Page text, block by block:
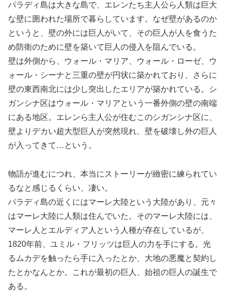
パラディ島は大きな島で、エレンたち主人公ら人類は巨大
な壁に囲われた場所で暮らしています。なぜ壁があるのか
というと、壁の外には巨人がいて、その巨人が人を食うた
め防衛のために壁を築いて巨人の侵入を阻んでいる。
壁は外側から、ウォール・マリア、ウォール・ローゼ、ウ
ォール・シーナと三重の壁が円状に築かれており、さらに
壁の東西南北には少し突出したエリアが築かれている。シ
ガンシナ区はウォール・マリアという一番外側の壁の南端
にある地区。エレンら主人公が住むこのシガンシナ区に、
壁よりデカい超大型巨人が突然現れ、壁を破壊し外の巨人
が入ってきて…という。
物語が進むにつれ、本当にストーリーが緻密に練られてい
るなと感じるくらい、凄い。
パラディ島の近くにはマーレ大陸という大陸があり、元々
はマーレ大陸に人類は住んでいた。そのマーレ大陸には、
マーレ人とエルディア人という人種が存在しているが、
1820年前、ユミル・フリッツは巨人の力を手にする。光
るムカデを触ったら手に入ったとか、大地の悪魔と契約し
たとかなんとか。これが最初の巨人、始祖の巨人の誕生で
ある。